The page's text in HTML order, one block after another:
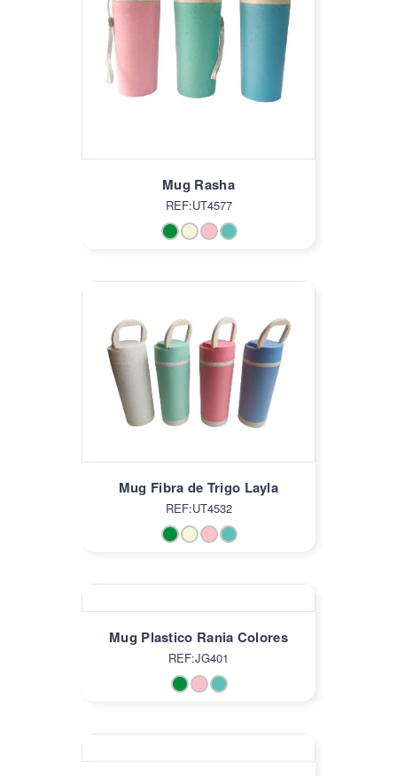
Mug Rasha
REF:UT4577
Mug Fibra de Trigo Layla
REF:UT4532
Mug Plastico Rania Colores
REF:JG401